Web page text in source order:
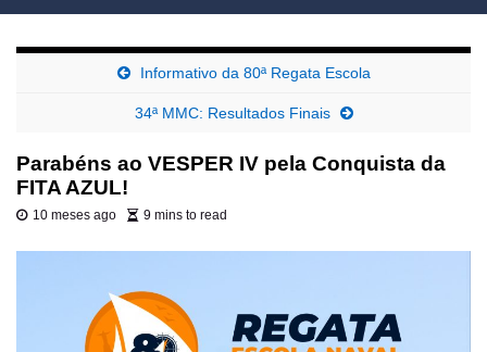
Informativo da 80ª Regata Escola
34ª MMC: Resultados Finais
Parabéns ao VESPER IV pela Conquista da
FITA AZUL!
10 meses ago 9 mins to read